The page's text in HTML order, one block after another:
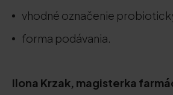
vhodné označenie
forma podávania.
Ilona Krzak, magisterka